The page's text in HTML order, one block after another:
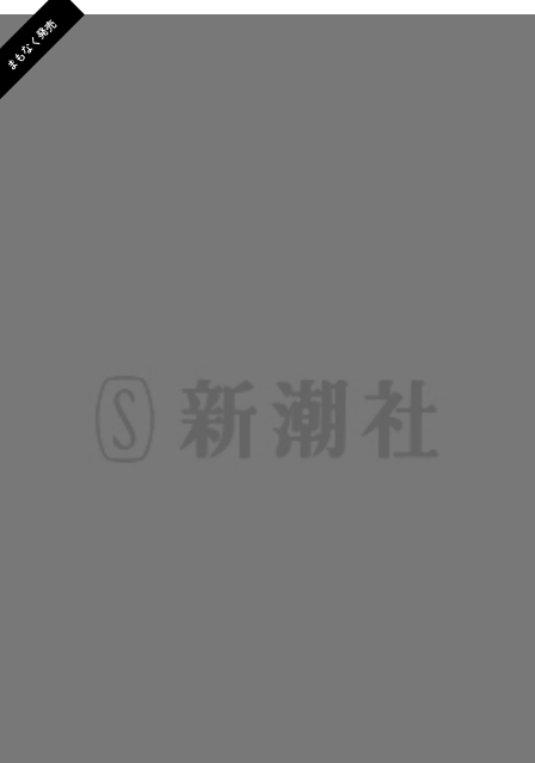
まもなく発売